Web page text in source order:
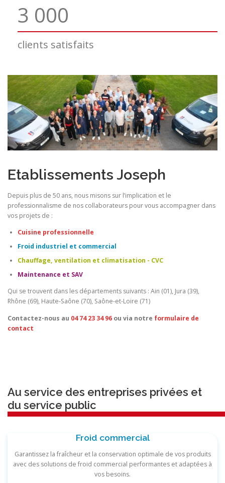
3 000
clients satisfaits
Etablissements Joseph
Depuis plus de 50 ans, nous misons sur l’implication et le
professionnalisme de nos collaborateurs pour vous accompagner dans
vos projets de :
Cuisine professionnelle
Froid industriel et commercial
Chauffage, ventilation et climatisation - CVC
Maintenance et SAV
Qui se trouvent dans les départements suivants : Ain (01), Jura (39),
Rhône (69), Haute-Saône (70), Saône-et-Loire (71)
Contactez-nous au 04 74 23 34 96 ou via notre formulaire de
contact
Au service des entreprises privées et
du service public
Froid commercial
Garantissez la fraîcheur et la conservation optimale de vos produits
avec des solutions de froid commercial performantes et adaptées à
vos besoins.